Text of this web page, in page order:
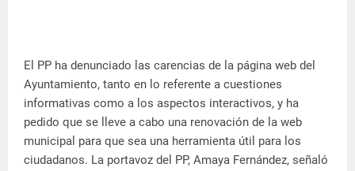
El PP ha denunciado las carencias de la página web del
Ayuntamiento, tanto en lo referente a cuestiones
informativas como a los aspectos interactivos, y ha
pedido que se lleve a cabo una renovación de la web
municipal para que sea una herramienta útil para los
ciudadanos. La portavoz del PP, Amaya Fernández, señaló